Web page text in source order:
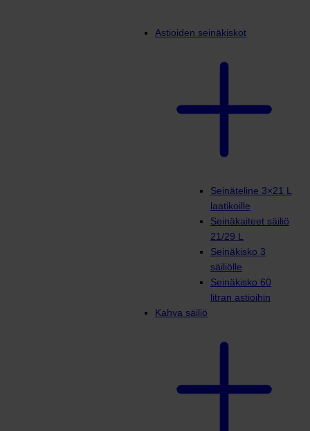
Astioiden seinäkiskot
Seinäteline 3×21 L
laatikoille
Seinäkaiteet säiliö
21/29 L
Seinäkisko 3
säiliölle
Seinäkisko 60
litran astioihin
Kahva säiliö